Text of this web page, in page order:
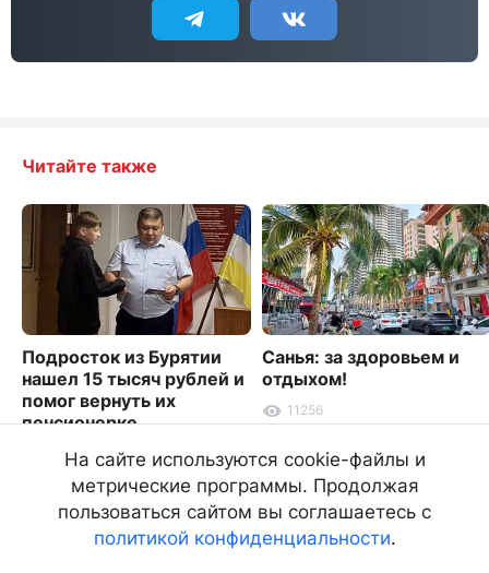
Читайте также
Подросток из Бурятии
нашел 15 тысяч рублей и
помог вернуть их
пенсионерке
4807
Санья: за здоровьем и
отдыхом!
11256
На сайте используются cookie-файлы и
метрические программы. Продолжая
пользоваться сайтом вы соглашаетесь с
политикой конфиденциальности.